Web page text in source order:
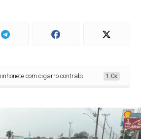
com cigarro contrabandeado invade lavouras
1.0x